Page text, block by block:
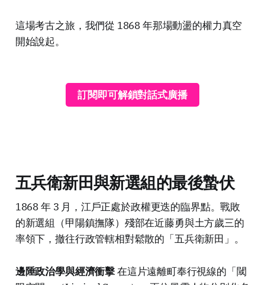
這場考古之旅，我們從 1868 年那場動盪的權力真空
開始說起。
訂閱即可解鎖對話式廣播
五兵衛新田與新選組的最後蟄伏
1868 年 3 月，江戶正處於政權更迭的臨界點。戰敗
的新選組（甲陽鎮撫隊）殘部在近藤勇與土方歲三的
率領下，撤往行政管轄相對鬆散的「五兵衛新田」。
邊陲政治學與經濟衝擊在這片遠離町奉行視線的「閾